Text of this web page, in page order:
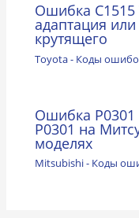
Ошибка C1515
адаптация
крутящего
Toyota - Коды
Ошибка P0301
Р0301 на
моделях
Mitsubishi - Коды